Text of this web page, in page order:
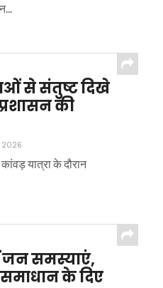
से संतुष्ट दिखे
की
2026
कांवड़ यात्रा के दौरान
जन समस्याएं,
समाधान के दिए